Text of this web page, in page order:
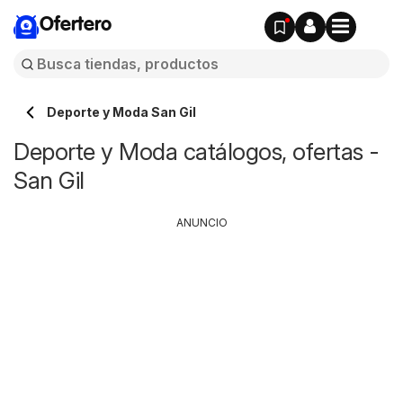
Ofertero
Deporte y Moda San Gil
Deporte y Moda catálogos, ofertas -
San Gil
ANUNCIO